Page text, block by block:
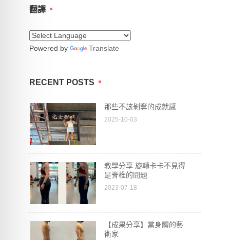
翻譯
Powered by Translate
RECENT POSTS
那些不該剝奪的成就感
2025-10-03
教學分享 旋轉卡卡不見得
是脊椎的問題
2023-07-18
【成果分享】當身體的藝
術家